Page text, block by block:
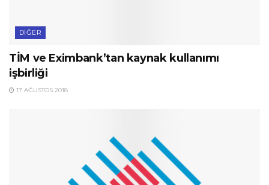
DIĞER
TİM ve Eximbank’tan kaynak kullanımı
işbirliği
17 AĞUSTOS 2018